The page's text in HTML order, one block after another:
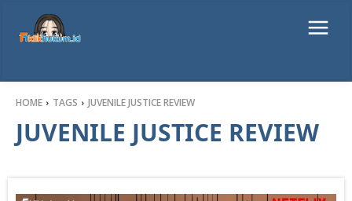
HOME TAGS JUVENILE JUSTICE REVIEW
JUVENILE JUSTICE REVIEW